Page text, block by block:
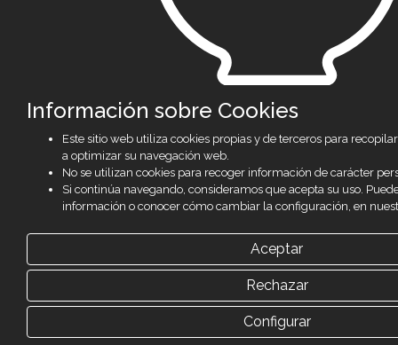
Información sobre Cookies
Este sitio web utiliza cookies propias y de terceros para
a optimizar su navegación web.
No se utilizan cookies para recoger información de carácter
Si continúa navegando, consideramos que acepta su uso.
información o conocer cómo cambiar la configuración, en
Aceptar
Rechazar
Configurar